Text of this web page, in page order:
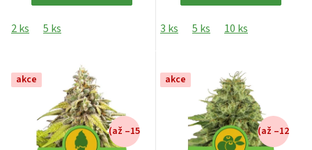
2 ks 5 ks 3 ks 5 ks 10 ks
akce
(až –15
akce
(až –12